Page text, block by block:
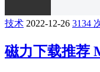
技术 2022-12-26 3134
磁力下载推荐